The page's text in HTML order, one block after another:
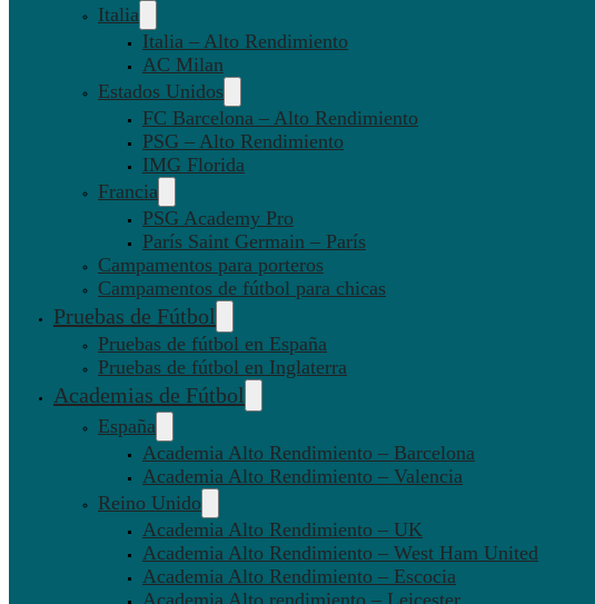
Italia
Italia – Alto Rendimiento
AC Milan
Estados Unidos
FC Barcelona – Alto Rendimiento
PSG – Alto Rendimiento
IMG Florida
Francia
PSG Academy Pro
París Saint Germain – París
Campamentos para porteros
Campamentos de fútbol para chicas
Pruebas de Fútbol
Pruebas de fútbol en España
Pruebas de fútbol en Inglaterra
Academias de Fútbol
España
Academia Alto Rendimiento – Barcelona
Academia Alto Rendimiento – Valencia
Reino Unido
Academia Alto Rendimiento – UK
Academia Alto Rendimiento – West Ham United
Academia Alto Rendimiento – Escocia
Academia Alto rendimiento – Leicester